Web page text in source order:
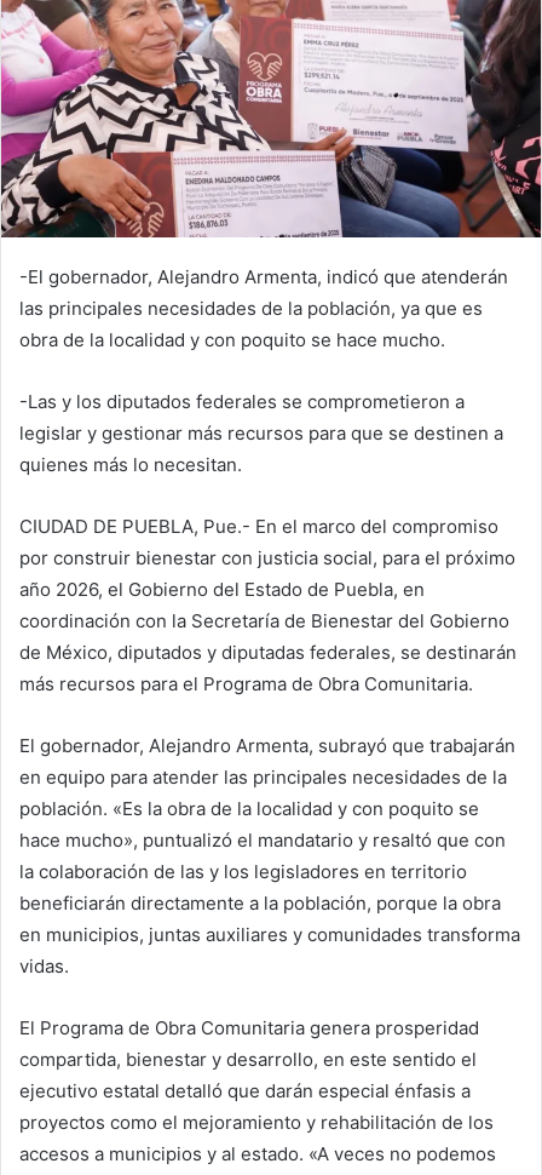
-El gobernador, Alejandro Armenta, indicó que atenderán
las principales necesidades de la población, ya que es
obra de la localidad y con poquito se hace mucho.
-Las y los diputados federales se comprometieron a
legislar y gestionar más recursos para que se destinen a
quienes más lo necesitan.
CIUDAD DE PUEBLA, Pue.- En el marco del compromiso
por construir bienestar con justicia social, para el próximo
año 2026, el Gobierno del Estado de Puebla, en
coordinación con la Secretaría de Bienestar del Gobierno
de México, diputados y diputadas federales, se destinarán
más recursos para el Programa de Obra Comunitaria.
El gobernador, Alejandro Armenta, subrayó que trabajarán
en equipo para atender las principales necesidades de la
población. «Es la obra de la localidad y con poquito se
hace mucho», puntualizó el mandatario y resaltó que con
la colaboración de las y los legisladores en territorio
beneficiarán directamente a la población, porque la obra
en municipios, juntas auxiliares y comunidades transforma
vidas.
El Programa de Obra Comunitaria genera prosperidad
compartida, bienestar y desarrollo, en este sentido el
ejecutivo estatal detalló que darán especial énfasis a
proyectos como el mejoramiento y rehabilitación de los
accesos a municipios y al estado. «A veces no podemos